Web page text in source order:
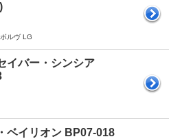
ルヴ LG
イバー・シンシア
ベイリオン BP07-018